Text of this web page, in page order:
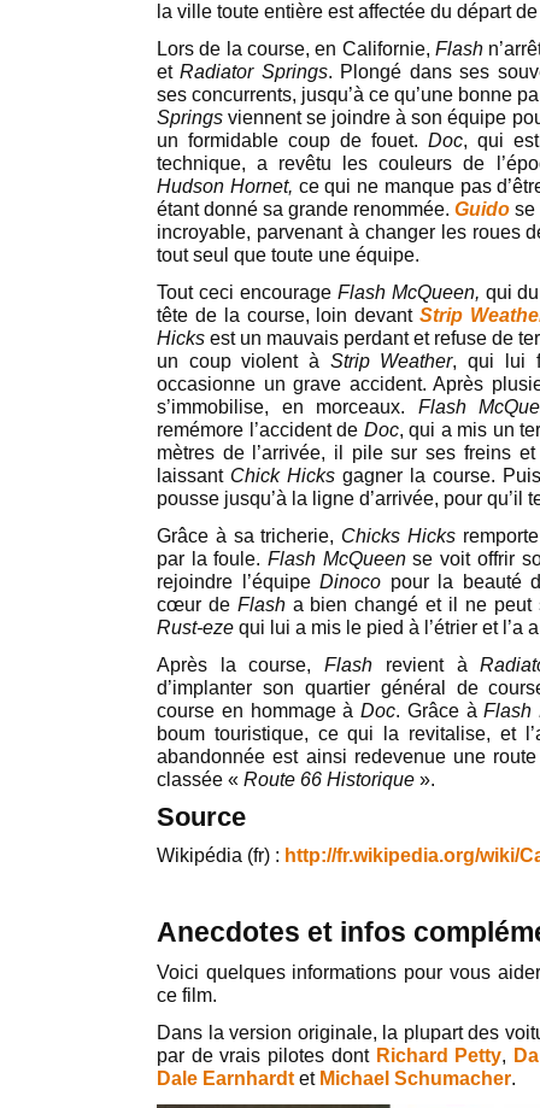
la ville toute entière est affectée du départ
Lors de la course, en Californie, Flash
etRadiator Springs. Plongé dans ses
ses concurrents, jusqu’à ce qu’une bonne
Springs viennent se joindre à son équipe
un formidable coup de fouet. Doc, qui
technique, a revêtu les couleurs de
Hudson Hornet, ce qui ne manque pas
étant donné sa grande renommée. Guido se
incroyable, parvenant à changer les roues
tout seul que toute une équipe.
Tout ceci encourage Flash McQueen, qui
tête de la course, loin devant Strip
Hicks est un mauvais perdant et refuse de
un coup violent à Strip Weather, qui lui
occasionne un grave accident. Après
s’immobilise, en morceaux. Flash
remémore l’accident de Doc, qui a mis un
mètres de l’arrivée, il pile sur ses freins
laissant Chick Hicksgagner la course.
pousse jusqu’à la ligne d’arrivée, pour qu’il
Grâce à sa tricherie, Chicks Hicks
par la foule.Flash McQueense voit offrir
rejoindre l’équipeDinoco pour la beauté
cœur de Flash a bien changé et il ne peut
Rust-eze qui lui a mis le pied à l’étrier et l’a
Après la course,Flash revient à
d’implanter son quartier général de
course en hommage à Doc. Grâce àFlash
boum touristique, ce qui la revitalise, et
abandonnée est ainsi redevenue une
classée « Route 66 Historique ».
Source
Wikipédia (fr) : http://fr.wikipedia.org/wiki/
Anecdotes et infos
Voici quelques informations pour vous
ce film.
Dans la version originale, la plupart des
par de vrais pilotes dont Richard Petty,
Dale Earnhardt et Michael Schumacher.